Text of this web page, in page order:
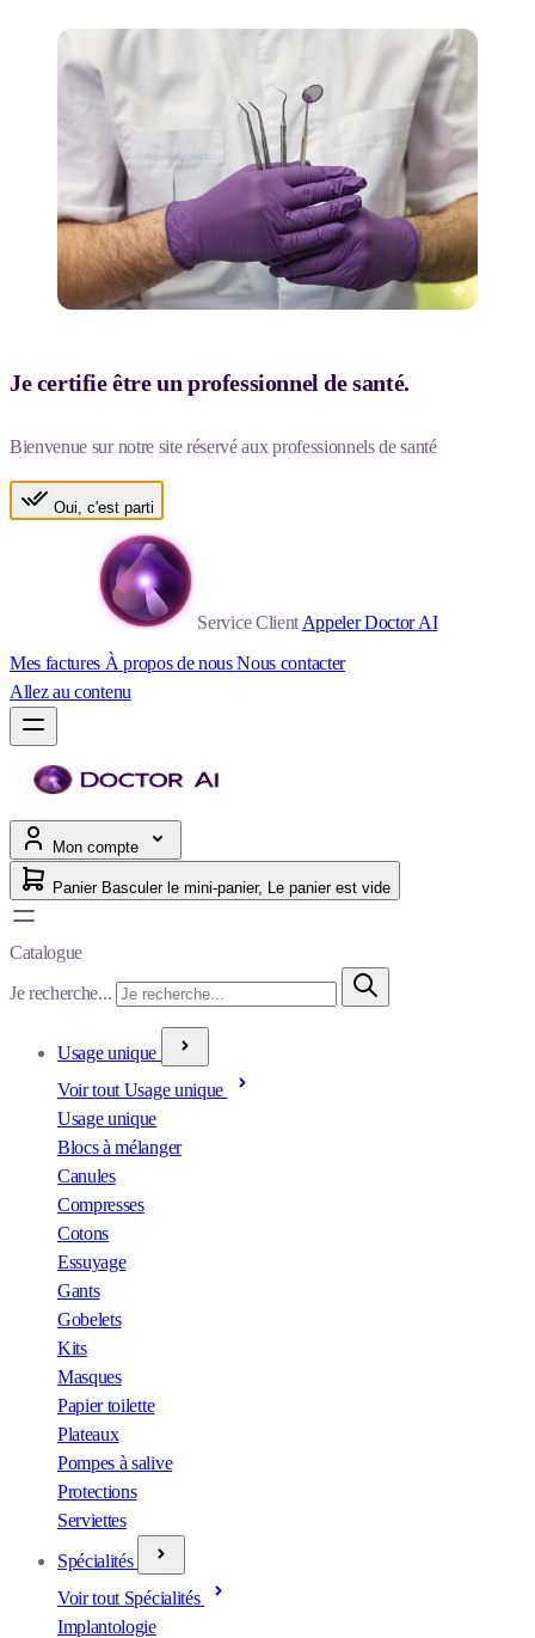
Je certifie être un professionnel de santé.
Bienvenue sur notre site réservé aux professionnels de santé
Oui, c'est parti
Service Client Appeler Doctor AI
Mes factures À propos de nousNous contacter
Allez au contenu
Mon compte
Panier Basculer le mini-panier, Le panier est vide
Catalogue
Je recherche...
Usage unique
Voir tout Usage unique
Usage unique
Blocs à mélanger
Canules
Compresses
Cotons
Essuyage
Gants
Gobelets
Kits
Masques
Papier toilette
Plateaux
Pompes à salive
Protections
Serviettes
Spécialités
Voir tout Spécialités
Implantologie